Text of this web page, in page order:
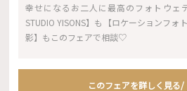
幸せになるお二人に最高のフォトウェ
STUDIO YISONS】も【ロケーションフォ
影】もこのフェアで相談♡
このフェアを詳しく見る/